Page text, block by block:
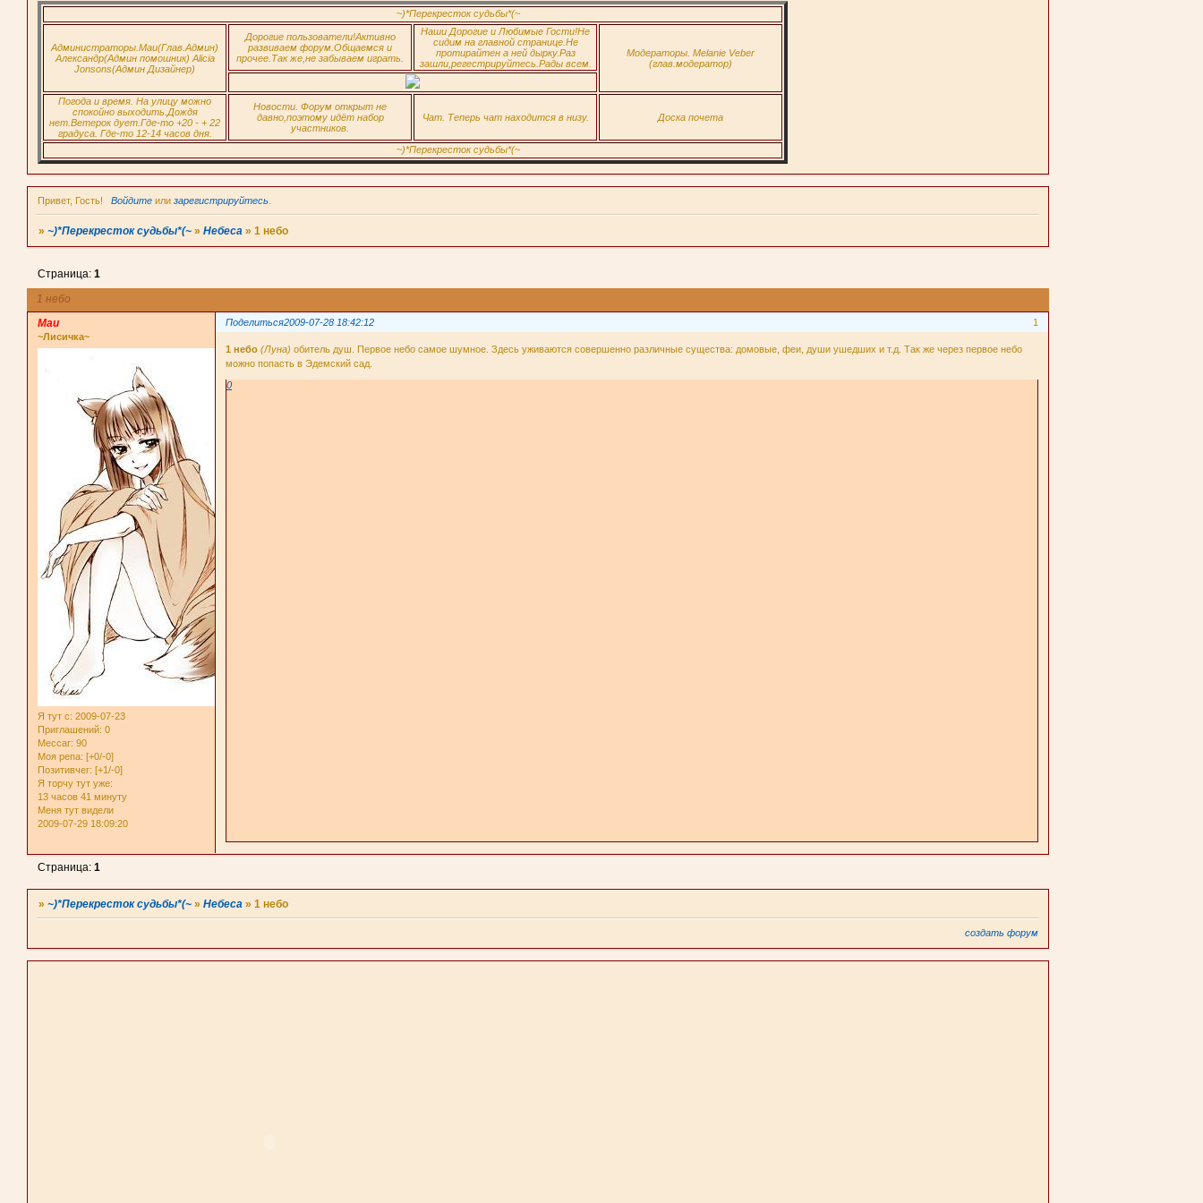
~)*Перекресток судьбы*(~
Администраторы.Маи(Глав.Админ)
Александр(Админ помошник) Alicia
Jonsons(Админ Дизайнер)
Дорогие пользователи!Активно
развиваем форум.Общаемся и
прочее.Так же,не забываем играть.
Наши Дорогие и Любимые Гости!Не
сидим на главной странице.Не
протирайтен а ней дырку.Раз
зашли,регестрируйтесь.Рады всем.
Модераторы. Melanie Veber
(глав.модератор)
Погода и время. На улицу можно
спокойно выходить.Дождя
нет.Ветерок дует.Где-то +20 - + 22
градуса. Где-то 12-14 часов дня.
Новости. Форум открыт не
давно,поэтому идёт набор
участников.
Чат. Теперь чат находится в низу. Доска почета
~)*Перекресток судьбы*(~
Привет, Гость! Войдитеили зарегистрируйтесь
»~)*Перекресток судьбы*(~ »Небеса »1 небо
1 небо
Страница:1
Поделиться 1
2009-07-28 18:42:12
Маи
~Лисичка~
Я тут с: 2009-07-23
Приглашений: 0
Мессаг: 90
Моя репа: [+0/-0]
Позитивчег: [+1/-0]
Я торчу тут уже:
13 часов 41 минуту
Меня тут видели
2009-07-29 18:09:20
1 небо (Луна) обитель душ. Первое небо самое шумное. Здесь уживаются совершенно различные существа: домовые, феи, души ушедших и т.д. Так же через первое небо
можно попасть в Эдемский сад.
0
Страница:1
»~)*Перекресток судьбы*(~ »Небеса »1 небо
создать форум